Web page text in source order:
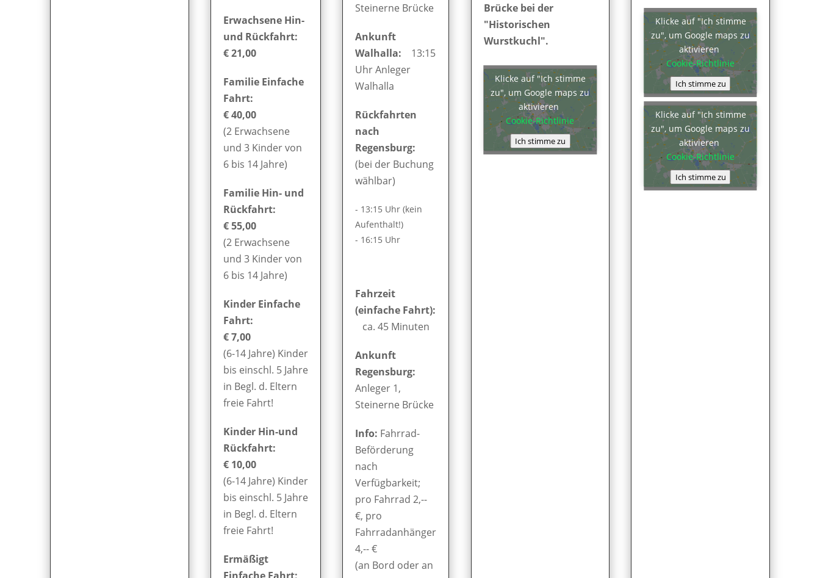
Erwachsene Hin-
und Rückfahrt:
€ 21,00
Familie Einfache
Fahrt:
€ 40,00
(2 Erwachsene
und 3 Kinder von
6 bis 14 Jahre)
Familie Hin- und
Rückfahrt:
€ 55,00
(2 Erwachsene
und 3 Kinder von
6 bis 14 Jahre)
Kinder Einfache
Fahrt:
€ 7,00
(6-14 Jahre) Kinder
bis einschl. 5 Jahre
in Begl. d. Eltern
freie Fahrt!
Kinder Hin-und
Rückfahrt:
€ 10,00
(6-14 Jahre) Kinder
bis einschl. 5 Jahre
in Begl. d. Eltern
freie Fahrt!
Ermäßigt
Steinerne Brücke
Ankunft
Walhalla: 13:15
Uhr Anleger
Walhalla
Rückfahrten
nach
Regensburg:
(bei der Buchung
wählbar)
- 13:15 Uhr (kein
Aufenthalt!)
- 16:15 Uhr
Fahrzeit
(einfache Fahrt):
ca. 45 Minuten
Ankunft
Regensburg:
Anleger 1,
Steinerne Brücke
Info: Fahrrad-
Beförderung
nach
Verfügbarkeit;
pro Fahrrad 2,--
€, pro
Fahrradanhänger
4,-- €
(an Bord oder an
Brücke bei der
"Historischen
Wurstkuchl".
Klicke auf "Ich stimme
zu", um Google maps zu
aktivieren
Cookie-Richtlinie
Ich stimme zu
Klicke auf "Ich stimme
zu", um Google maps zu
aktivieren
Cookie-Richtlinie
Ich stimme zu
Klicke auf "Ich stimme
zu", um Google maps zu
aktivieren
Cookie-Richtlinie
Ich stimme zu